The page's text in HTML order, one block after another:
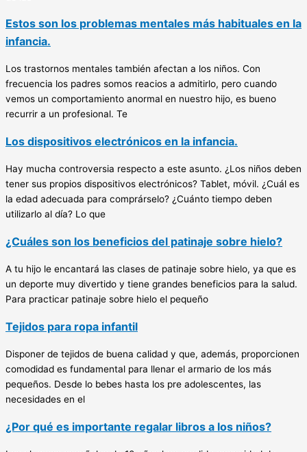
Estos son los problemas mentales más habituales en la
infancia.
Los trastornos mentales también afectan a los niños. Con
frecuencia los padres somos reacios a admitirlo, pero cuando
vemos un comportamiento anormal en nuestro hijo, es bueno
recurrir a un profesional. Te
Los dispositivos electrónicos en la infancia.
Hay mucha controversia respecto a este asunto. ¿Los niños deben
tener sus propios dispositivos electrónicos? Tablet, móvil. ¿Cuál es
la edad adecuada para comprárselo? ¿Cuánto tiempo deben
utilizarlo al día? Lo que
¿Cuáles son los beneficios del patinaje sobre hielo?
A tu hijo le encantará las clases de patinaje sobre hielo, ya que es
un deporte muy divertido y tiene grandes beneficios para la salud.
Para practicar patinaje sobre hielo el pequeño
Tejidos para ropa infantil
Disponer de tejidos de buena calidad y que, además, proporcionen
comodidad es fundamental para llenar el armario de los más
pequeños. Desde lo bebes hasta los pre adolescentes, las
necesidades en el
¿Por qué es importante regalar libros a los niños?